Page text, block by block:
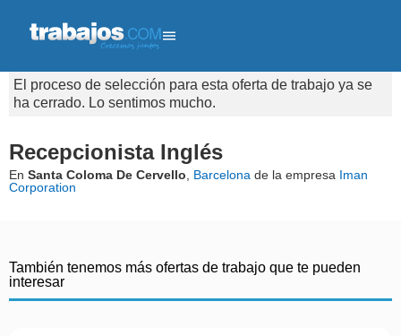
El proceso de selección para esta oferta de trabajo ya se
ha cerrado. Lo sentimos mucho.
Recepcionista Inglés
En Santa Coloma De Cervello Barcelona de la empresa Iman
Corporation
También tenemos más ofertas de trabajo que te pueden
interesar